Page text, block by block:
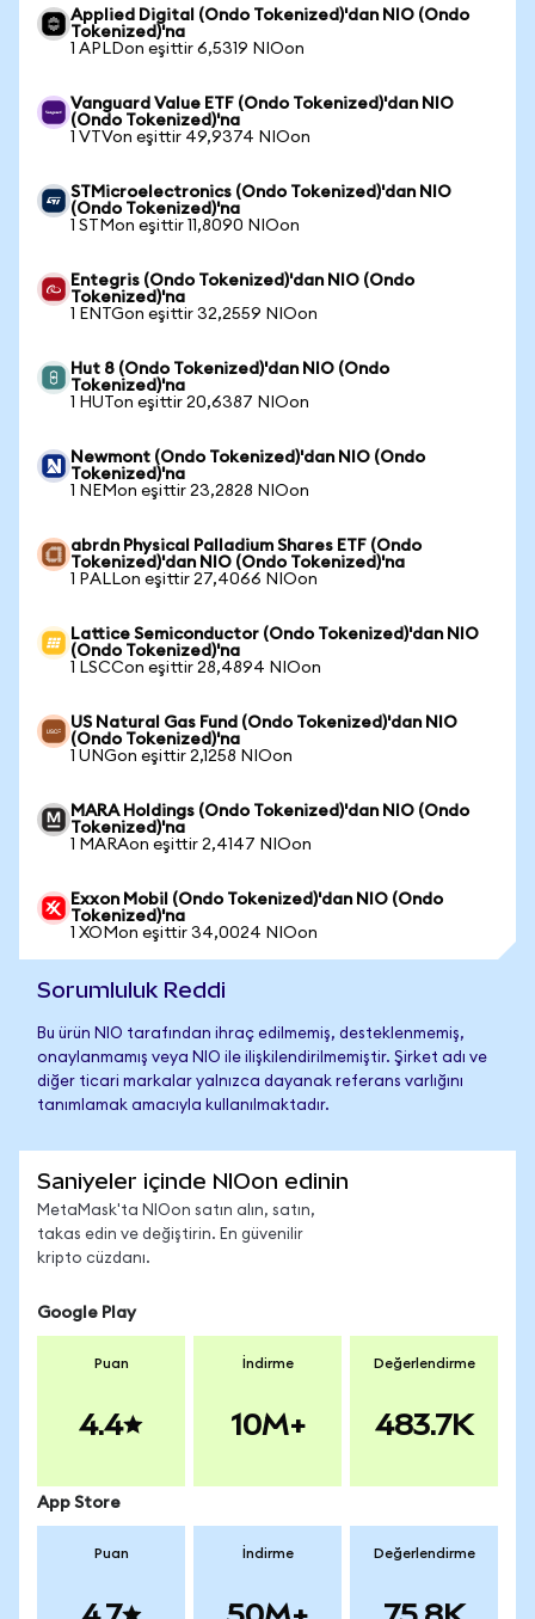
Applied Digital (Ondo Tokenized)'dan NIO (Ondo
Tokenized)'na
1 APLDon eşittir 6,5319 NIOon
Vanguard Value ETF (Ondo Tokenized)'dan NIO
(Ondo Tokenized)'na
1 VTVon eşittir 49,9374 NIOon
STMicroelectronics (Ondo Tokenized)'dan NIO
(Ondo Tokenized)'na
1 STMon eşittir 11,8090 NIOon
Entegris (Ondo Tokenized)'dan NIO (Ondo
Tokenized)'na
1 ENTGon eşittir 32,2559 NIOon
Hut 8 (Ondo Tokenized)'dan NIO (Ondo
Tokenized)'na
1 HUTon eşittir 20,6387 NIOon
Newmont (Ondo Tokenized)'dan NIO (Ondo
Tokenized)'na
1 NEMon eşittir 23,2828 NIOon
abrdn Physical Palladium Shares ETF (Ondo
Tokenized)'dan NIO (Ondo Tokenized)'na
1 PALLon eşittir 27,4066 NIOon
Lattice Semiconductor (Ondo Tokenized)'dan NIO
(Ondo Tokenized)'na
1 LSCCon eşittir 28,4894 NIOon
US Natural Gas Fund (Ondo Tokenized)'dan NIO
(Ondo Tokenized)'na
1 UNGon eşittir 2,1258 NIOon
MARA Holdings (Ondo Tokenized)'dan NIO (Ondo
Tokenized)'na
1 MARAon eşittir 2,4147 NIOon
Exxon Mobil (Ondo Tokenized)'dan NIO (Ondo
Tokenized)'na
1 XOMon eşittir 34,0024 NIOon
Sorumluluk Reddi
Bu ürün NIO tarafından ihraç edilmemiş, desteklenmemiş,
onaylanmamış veya NIO ile ilişkilendirilmemiştir. Şirket adı ve
diğer ticari markalar yalnızca dayanak referans varlığını
tanımlamak amacıyla kullanılmaktadır.
Saniyeler içinde NIOon edinin
MetaMask'ta NIOon satın alın, satın,
takas edin ve değiştirin. En güvenilir
kripto cüzdanı.
Google Play
Puan
4.4
İndirme
10M+
Değerlendirme
483.7K
App Store
Puan İndirme Değerlendirme